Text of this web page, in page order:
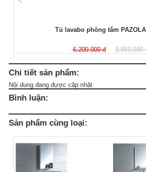
Tủ lavabo phòng tắm
6.200.000 đ 8.860.000
Chi tiết sản phẩm:
Nội dung đang được cập nhật.
Bình luận:
Sản phẩm cùng loại: